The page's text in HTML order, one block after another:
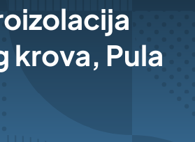
krova, Pula